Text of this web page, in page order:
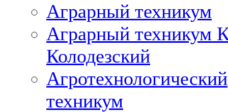
Аграрный техникум
Аграрный техникум
Колодезский
Агротехнологический
техникум